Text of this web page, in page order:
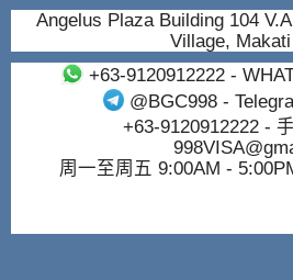
Angelus Plaza Building 104
Village,
+63-9120912222-
@BGC998 -
+63-9120912222-
周一至周五 9:00AM -